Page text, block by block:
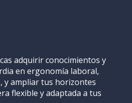
adquirir conocimientos y
en ergonomía laboral,
y ampliar tus horizontes
flexible y adaptada a tus